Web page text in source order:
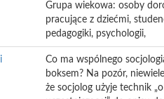
Grupa wiekowa: osoby
pracujące z dziećmi,
pedagogiki, psychologii,
Co ma wspólnego
boksem? Na pozór,
że socjolog użyje technik